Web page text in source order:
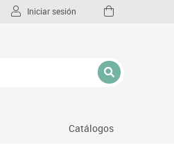
Iniciar sesión
Catálogos